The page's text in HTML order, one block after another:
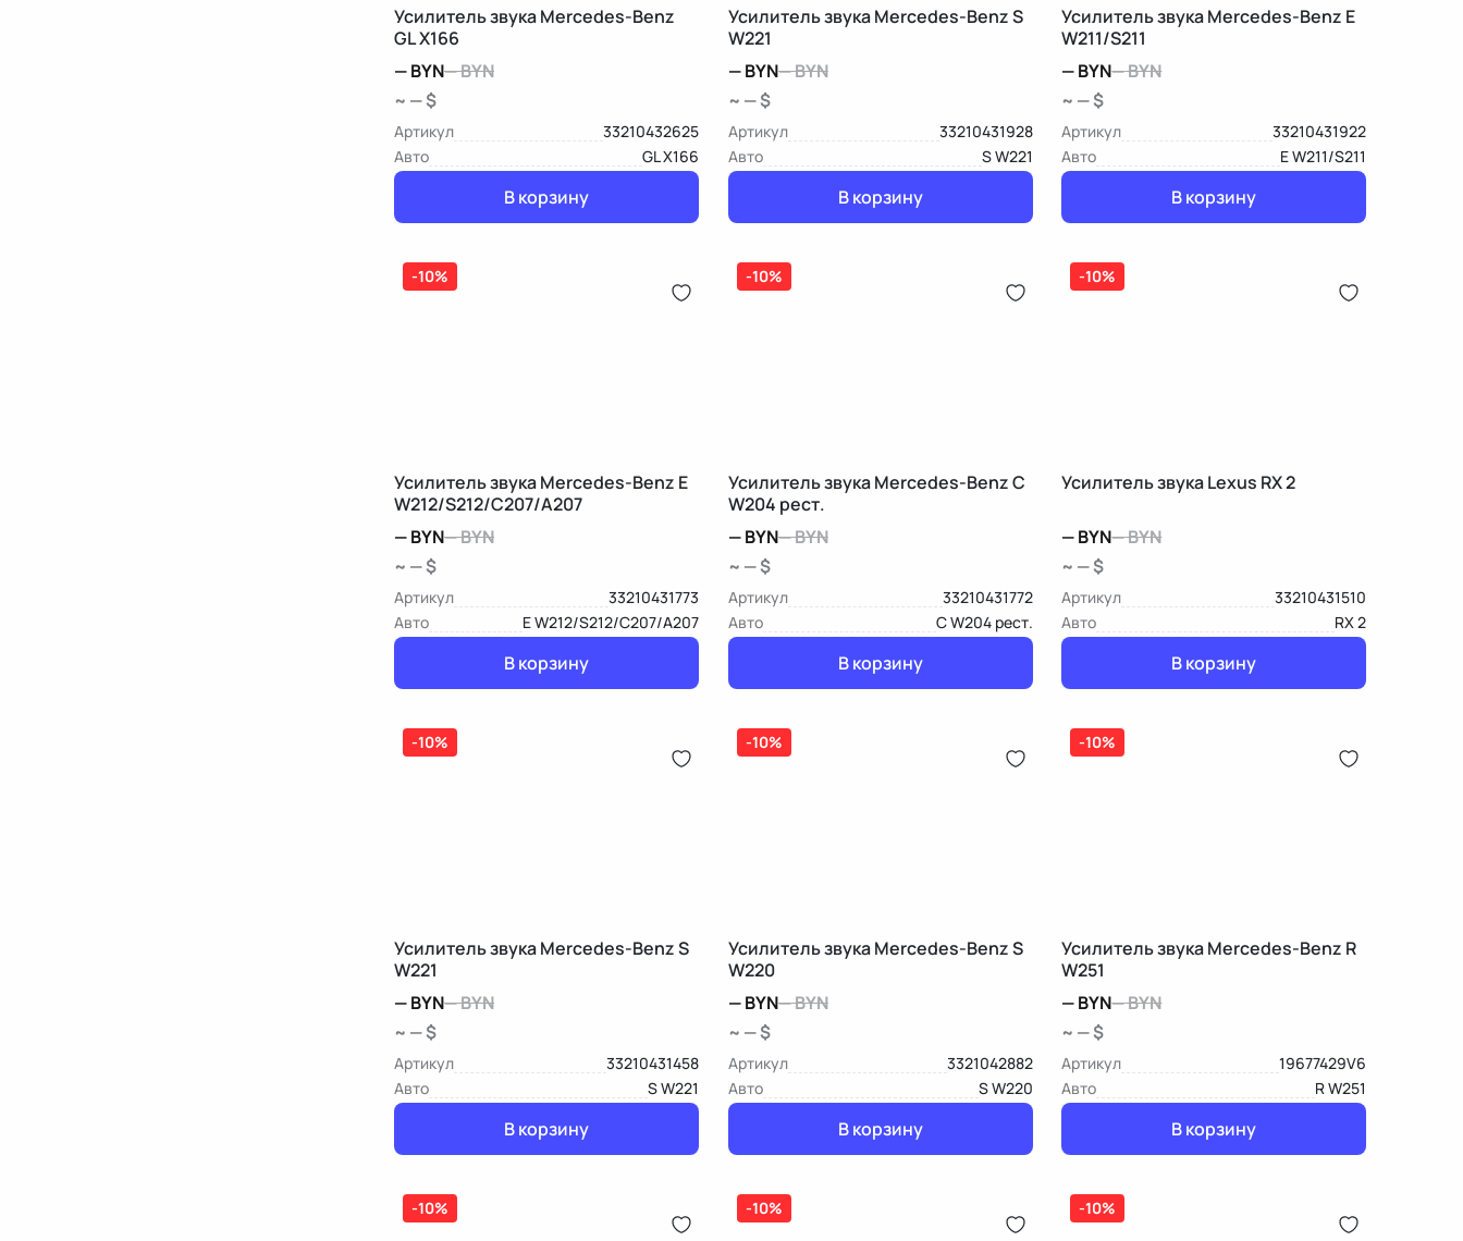
Усилитель звука Mercedes-Benz
GL X166
—BYN—BYN
~ — $
Артикул
33210432625
Авто
GL X166
В корзину
Усилитель звука Mercedes-Benz S
W221
—BYN—BYN
~ — $
Артикул
33210431928
Авто
S W221
В корзину
Усилитель звука Mercedes-Benz E
W211/S211
—BYN—BYN
~ — $
Артикул
33210431922
Авто
E W211/S211
В корзину
-10%
Усилитель звука Mercedes-Benz E
W212/S212/C207/A207
—BYN—BYN
~ — $
Артикул
33210431773
Авто
E W212/S212/C207/A207
В корзину
-10%
Усилитель звука Mercedes-Benz C
W204 рест.
—BYN—BYN
~ — $
Артикул
33210431772
Авто
C W204 рест.
В корзину
-10%
Усилитель звука Lexus RX 2
—BYN—BYN
~ — $
Артикул
33210431510
Авто
RX 2
В корзину
-10%
Усилитель звука Mercedes-Benz S
W221
—BYN—BYN
~ — $
Артикул
33210431458
Авто
S W221
В корзину
-10%
Усилитель звука Mercedes-Benz S
W220
—BYN—BYN
~ — $
Артикул
3321042882
Авто
S W220
В корзину
-10%
Усилитель звука Mercedes-Benz R
W251
—BYN—BYN
~ — $
Артикул
19677429V6
Авто
R W251
В корзину
-10% -10% -10%